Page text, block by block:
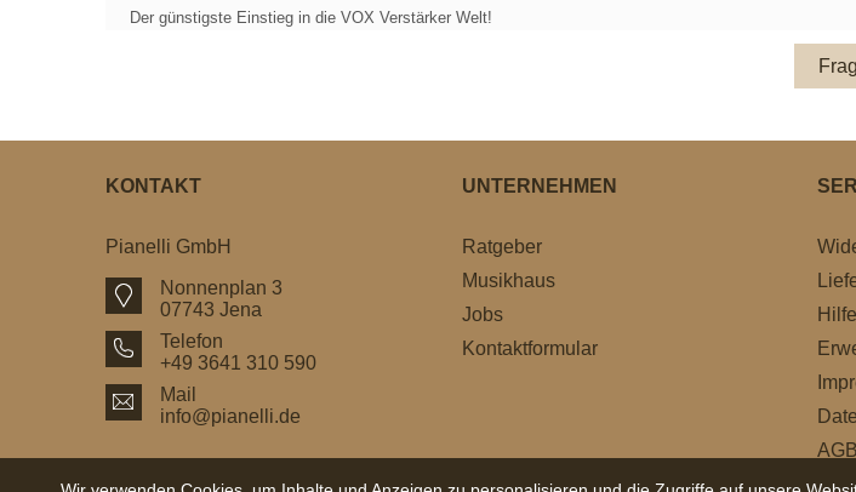
Der günstigste Einstieg in die VOX Verstärker Welt!
KONTAKT
Pianelli GmbH
Nonnenplan 3
07743 Jena
Telefon
+49 3641 310 590
Mail
info@pianelli.de
UNTERNEHMEN
Ratgeber
Musikhaus
Jobs
Kontaktformular
Hilfe
AGB